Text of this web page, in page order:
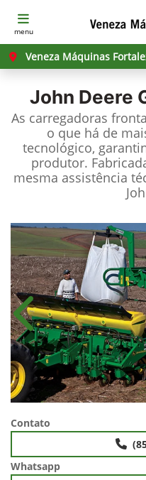
menu
Veneza Máquinas
John Deere
As carregadoras
o que há de
tecnológico,
produtor.
mesma assistência
Anterior
Contato
Whatsapp